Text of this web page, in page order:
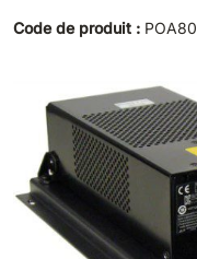
Code de produit : POA80